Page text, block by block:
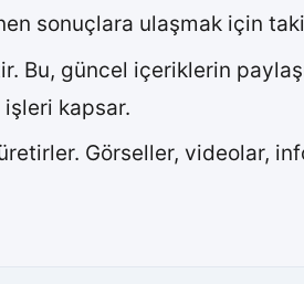
sonuçlara ulaşmak için
Bu, güncel içeriklerin
kapsar.
Görseller, videolar,